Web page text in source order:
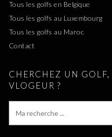
Tous les golfs en Belgique
Tous les golfs au Luxembourg
Tous les golfs au Maroc
Contact
CHERCHEZ UN
VLOGEUR ?